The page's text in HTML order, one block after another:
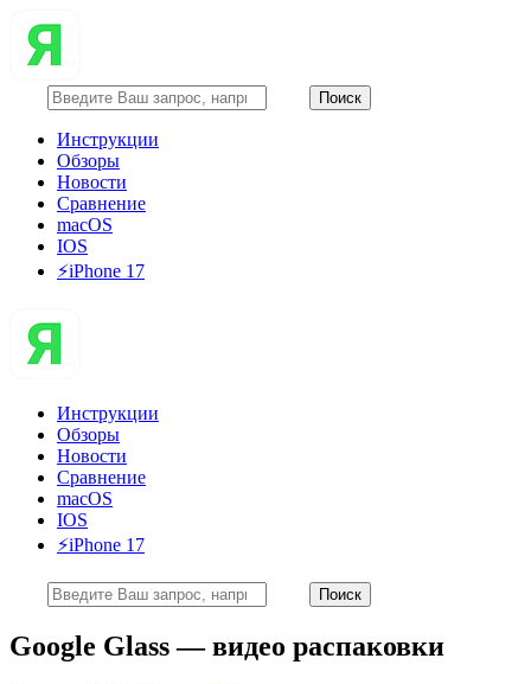
Инструкции
Обзоры
Новости
Сравнение
macOS
IOS
⚡️iPhone 17
Инструкции
Обзоры
Новости
Сравнение
macOS
IOS
⚡️iPhone 17
Google Glass — видео распаковки